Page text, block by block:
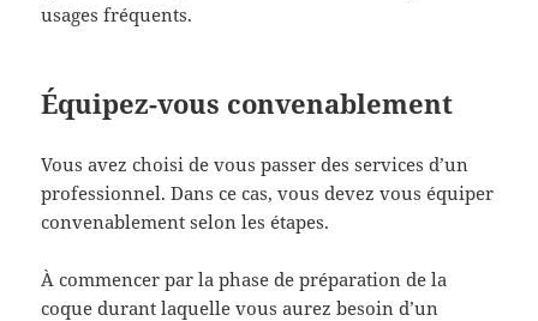
usages fréquents.
Équipez-vous convenablement
Vous avez choisi de vous passer des services d’un
professionnel. Dans ce cas, vous devez vous équiper
convenablement selon les étapes.
À commencer par la phase de préparation de la
coque durant laquelle vous aurez besoin d’un